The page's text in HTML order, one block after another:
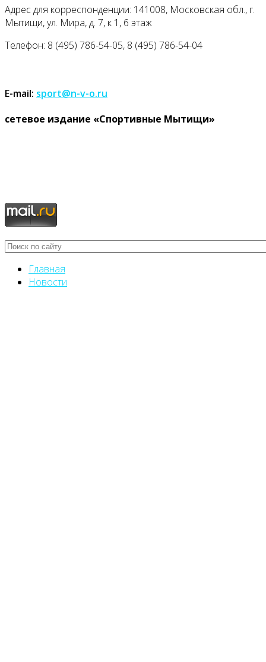
Адрес для корреспонденции: 141008, Московская обл., г.
Мытищи, ул. Мира, д. 7, к 1, 6 этаж
Телефон: 8 (495) 786-54-05, 8 (495) 786-54-04
E-mail: sport@n-v-o.ru
cетевое издание «Спортивные Мытищи»
Главная
Новости